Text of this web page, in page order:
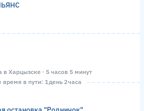
в Харцызске · 5 часов 5 минут
в пути: 1 день 2 часа